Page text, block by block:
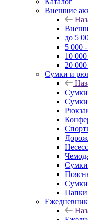
Внешние
до 5
5 000
10
20
Сумки и
Сумки
Папки